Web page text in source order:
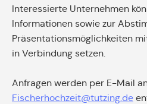
Interessierte Unternehmen
Informationen sowie zur
Präsentationsmöglichkeiten
in Verbindung setzen.
Anfragen werden per E-Mail
Fischerhochzeit@tutzing.de